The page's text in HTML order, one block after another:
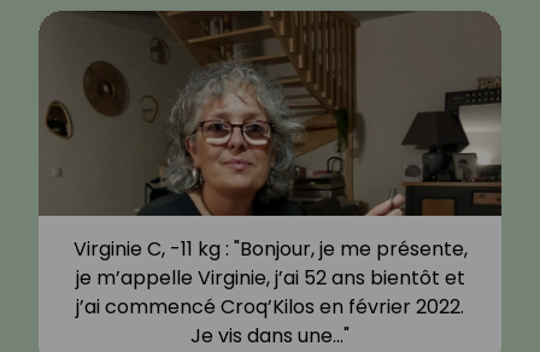
Virginie C, -11 kg : "Bonjour, je me présente,
je m’appelle Virginie, j’ai 52 ans bientôt et
j’ai commencé Croq’Kilos en février 2022.
Je vis dans une…"